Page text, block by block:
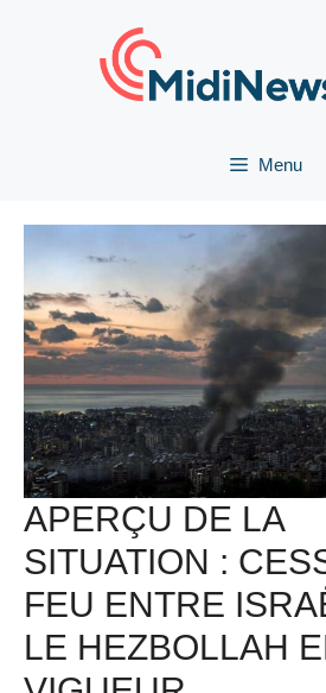
Menu
APERÇU DE LA
SITUATION :
FEU ENTRE
LE HEZBOLLAH